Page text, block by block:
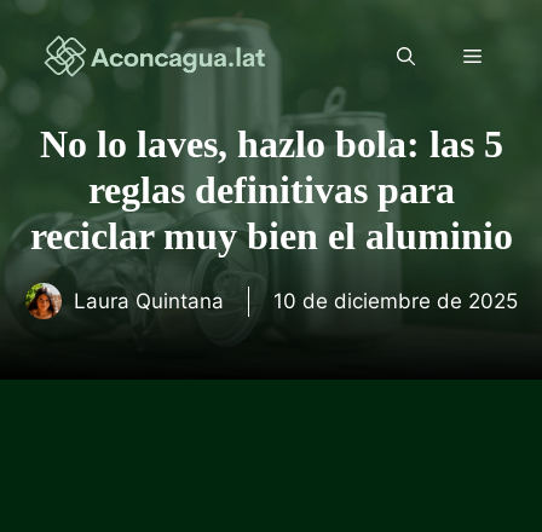
Saltar
contenido
Menú
No lo laves, hazlo bola: las 5
reglas definitivas para
reciclar muy bien el aluminio
Laura Quintana 10 de diciembre de 2025